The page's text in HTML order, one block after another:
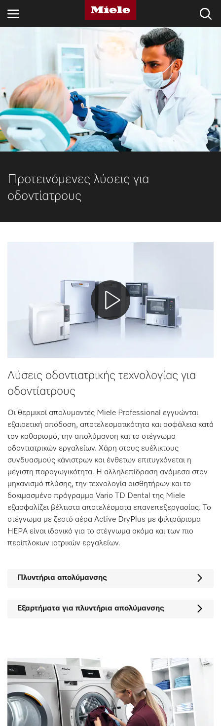
KNOWLEDGE HUB
ΠΡΟΪΌΝΤΑ
SHOP
SERVICE ΚΑΙ ΥΠΟΣΤΉΡΙΞΗ
Προτεινόμενες λύσεις για
οδοντίατρους
Λύσεις οδοντιατρικής τεχνολογίας για
οδοντίατρους
Οι θερμικοί απολυμαντές Miele Professional εγγυώνται
εξαιρετική απόδοση, αποτελεσματικότητα και ασφάλεια κατά
τον καθαρισμό, την απολύμανση και το στέγνωμα
οδοντιατρικών εργαλείων. Χάρη στους ευέλικτους
συνδυασμούς κάνιστρων και ένθετων επιτυγχάνεται η
μέγιστη παραγωγικότητα. Η αλληλεπίδραση ανάμεσα στον
μηχανισμό πλύσης, την τεχνολογία αισθητήρων και το
δοκιμασμένο πρόγραμμα Vario TD Dental της Miele
εξασφαλίζει βέλτιστα αποτελέσματα επανεπεξεργασίας. Το
στέγνωμα με ζεστό αέρα Active DryPlus με φιλτράρισμα
HEPA είναι ιδανικό για το στέγνωμα ακόμα και των πιο
περίπλοκων ιατρικών εργαλείων.
​Πλυντήρια απολύμανσης
Εξαρτήματα ​για πλυντήρια απολύμανσης